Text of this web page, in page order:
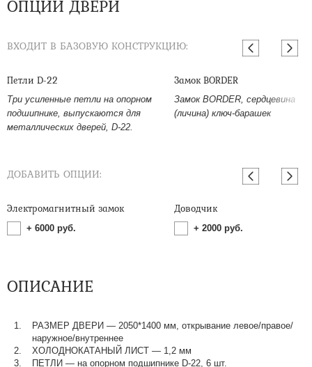
ОПЦИИ ДВЕРИ
ВХОДИТ В БАЗОВУЮ КОНСТРУКЦИЮ:
Петли D-22
Три усиленные петли на опорном
подшипнике, выпускаются для
металлических дверей, D-22.
Замок BORDER
Замок BORDER, сердцевина
(личина) ключ-барашек
ДОБАВИТЬ ОПЦИИ:
Электромагнитный замок
+ 6000 руб.
Доводчик
+ 2000 руб.
ОПИСАНИЕ
РАЗМЕР ДВЕРИ — 2050*1400 мм, открывание левое/правое/
наружное/внутреннее
ХОЛОДНОКАТАНЫЙ ЛИСТ — 1,2 мм
ПЕТЛИ — на опорном подшипнике D-22, 6 шт.